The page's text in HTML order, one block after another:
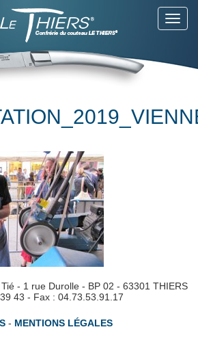
- 1 rue Durolle - BP 02 - 63301 THIERS
43 - Fax : 04.73.53.91.17
- MENTIONS LÉGALES